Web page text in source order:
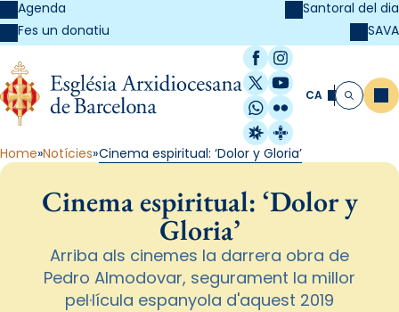
Agenda
Fes un donatiu
Santoral del dia
SAVA
Facebook
Instagram
X / Twitter
YouTube
WhatsApp
Flickr
Radio Estel
Catalunya
CA Cerca
Home Notícies Cinema espiritual: ‘Dolor y Gloria’
Cinema espiritual: ‘Dolor y
Gloria’
Arriba als cinemes la darrera obra de
Pedro Almodovar, segurament la millor
pel·lícula espanyola d'aquest 2019